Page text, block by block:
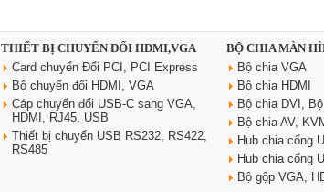
THIẾT BỊ CHUYỂN ĐỔI HDMI,VGA
Card chuyển Đổi PCI, PCI Express
Bộ chuyển đổi HDMI, VGA
Cáp chuyển đổi USB-C sang VGA,
HDMI, RJ45, USB
Thiết bị chuyển USB RS232, RS422,
RS485
BỘ CHIA MÀN
Bộ chia VGA
Bộ chia HDMI
Bộ chia DVI,
Bộ chia AV,
Hub chia cổng
Hub chia cổng
Bộ gộp VGA,